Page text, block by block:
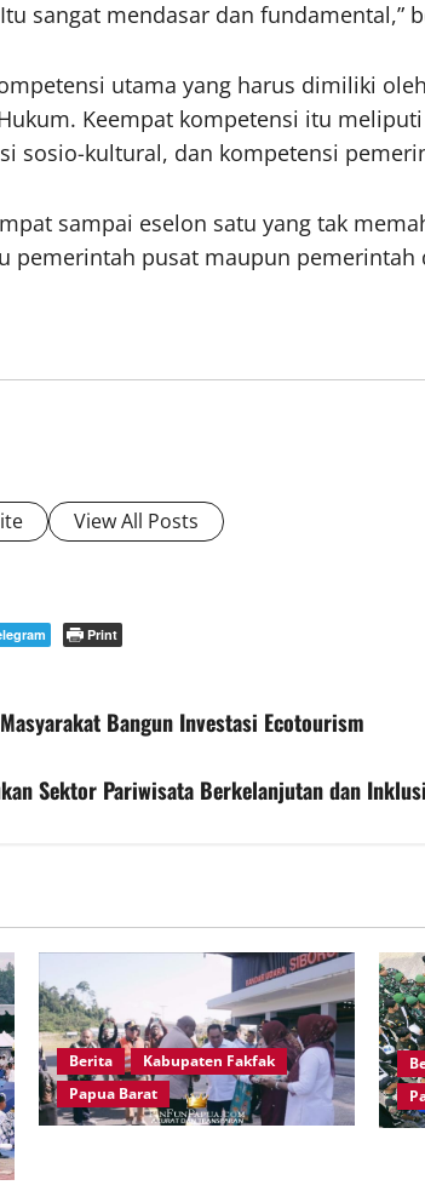
sangat mendasar dan fundamental,”
utama yang harus dimiliki
Keempat kompetensi itu
sosio-kultural, dan kompetensi
sampai eselon satu yang tak
pemerintah pusat maupun pemerintah
View All Posts
Print
Bangun Investasi Ecotourism
Sektor Pariwisata Berkelanjutan dan
Berita
Kabupaten Fakfak
Papua Barat